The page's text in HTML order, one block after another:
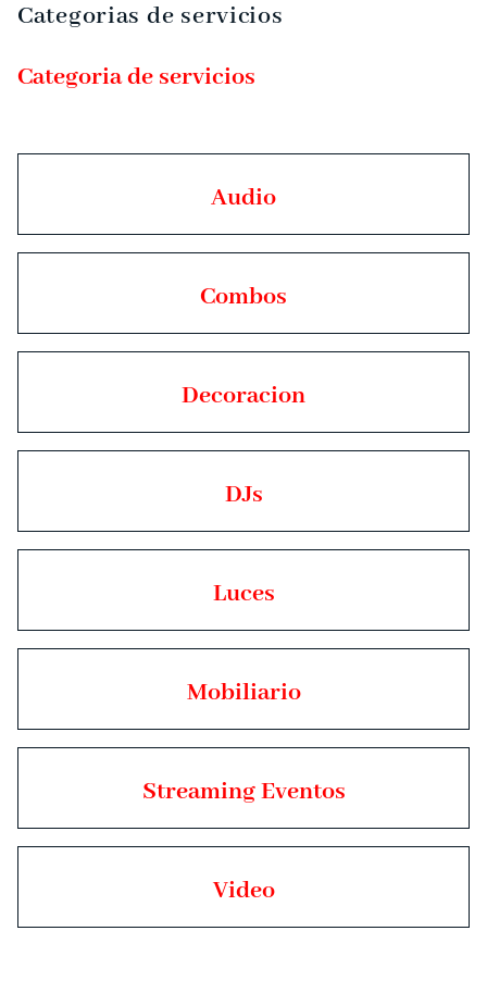
Categorias de servicios
Categoria de servicios
Audio
Combos
Decoracion
DJs
Luces
Mobiliario
Streaming Eventos
Video